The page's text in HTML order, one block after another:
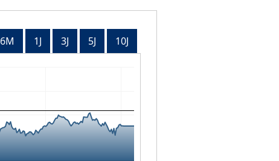
6M 1J 3J 5J 10J